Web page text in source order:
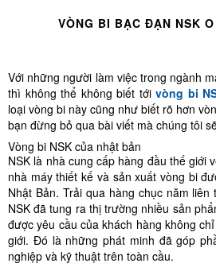
VÒNG BI BẠC ĐẠN NSK
Với những người làm việc trong ngành
thì không thể không biết tới vòng bi
loại vòng bi này cũng như biết rõ hơn
bạn đừng bỏ qua bài viết mà chúng tôi
Vòng bi NSK của nhật bản
NSK là nhà cung cấp hàng đầu thế giới
nhà máy thiết kế và sản xuất vòng bi
Nhật Bản. Trải qua hàng chục năm
NSK đã tung ra thị trường nhiều sản
được yêu cầu của khách hàng không
giới. Đó là những phát minh đã góp
nghiệp và kỹ thuật trên toàn cầu.